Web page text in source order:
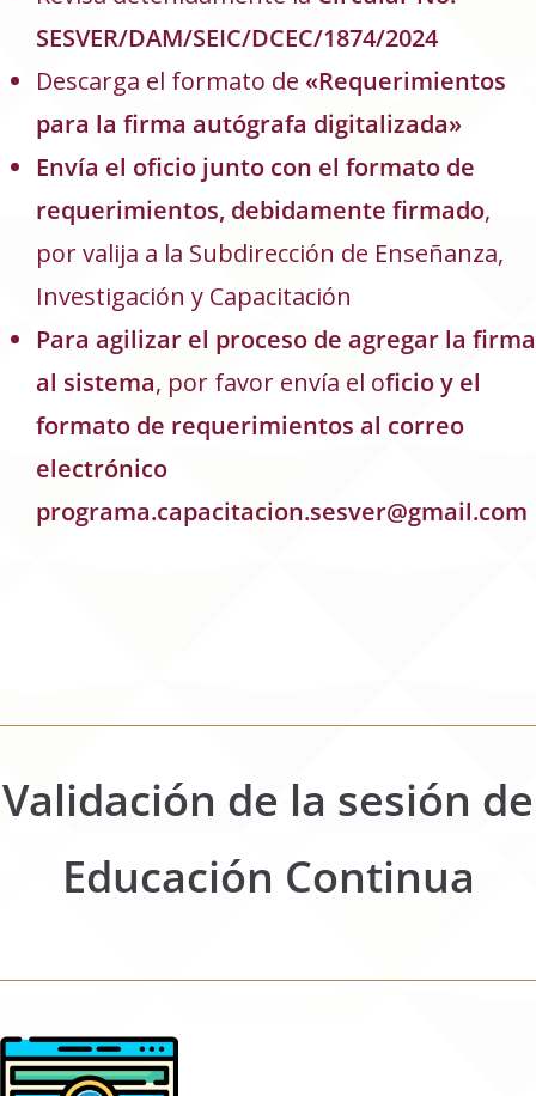
SESVER/DAM/SEIC/DCEC/1874/2024
Descarga el formato de «Requerimientos
para la firma autógrafa digitalizada»
Envía el oficio junto con el formato de
requerimientos, debidamente firmado,
por valija a la Subdirección de Enseñanza,
Investigación y Capacitación
Para agilizar el proceso de agregar la firma
al sistema, por favor envía el oficio y el
formato de requerimientos al correo
electrónico
programa.capacitacion.sesver@gmail.com
Validación de la sesión de
Educación Continua